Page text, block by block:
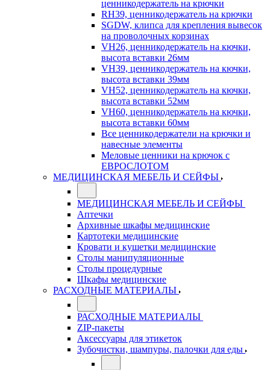
ценникодержатель на крючки
RH39, ценникодержатель на крючки
SGDW, клипса для крепления вывесок
на проволочных корзинах
VH26, ценникодержатель на кючки,
высота вставки 26мм
VH39, ценникодержатель на кючки,
высота вставки 39мм
VH52, ценникодержатель на кючки,
высота вставки 52мм
VH60, ценникодержатель на кючки,
высота вставки 60мм
Все ценникодержатели на крючки и
навесные элементы
Меловые ценники на крючок с
ЕВРОСЛОТОМ
МЕДИЦИНСКАЯ МЕБЕЛЬ И СЕЙФЫ
МЕДИЦИНСКАЯ МЕБЕЛЬ И СЕЙФЫ
Аптечки
Архивные шкафы медицинские
Картотеки медицинские
Кровати и кушетки медицинские
Столы манипуляционные
Столы процедурные
Шкафы медицинские
РАСХОДНЫЕ МАТЕРИАЛЫ
РАСХОДНЫЕ МАТЕРИАЛЫ
ZIP-пакеты
Аксессуары для этикеток
Зубочистки, шампуры, палочки для еды